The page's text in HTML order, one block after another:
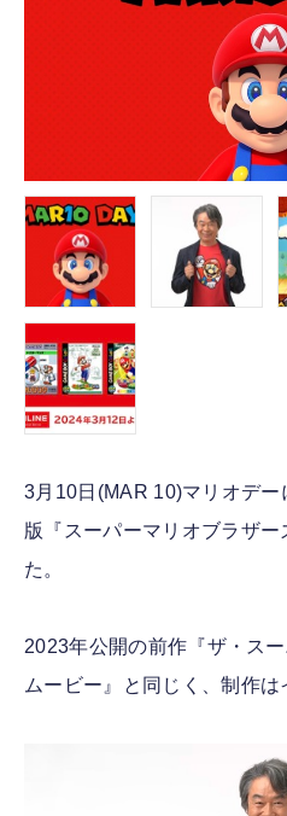
3月10日(MAR 10)マリオデ
版『スーパーマリオブラザ
た。
2023年公開の前作『ザ・ス
ムービー』と同じく、制作は